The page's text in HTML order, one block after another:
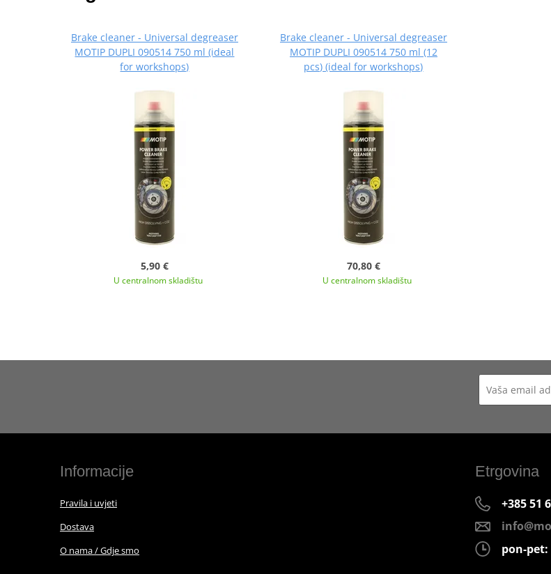
Brake cleaner - Universal degreaser
MOTIP DUPLI 090514 750 ml (ideal
for workshops)
5,90 €
U centralnom skladištu
Brake cleaner - Universal degreaser
MOTIP DUPLI 090514 750 ml (12
pcs) (ideal for workshops)
70,80 €
U centralnom skladištu
Informacije
Pravila i uvjeti
Dostava
O nama / Gdje smo
Etrgovina
+385 51
pon-pet: